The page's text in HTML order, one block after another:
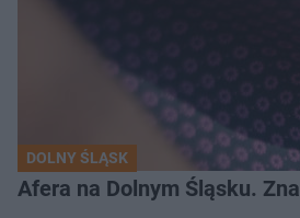
DOLNY ŚLĄSK
Afera na Dolnym Śląsku.